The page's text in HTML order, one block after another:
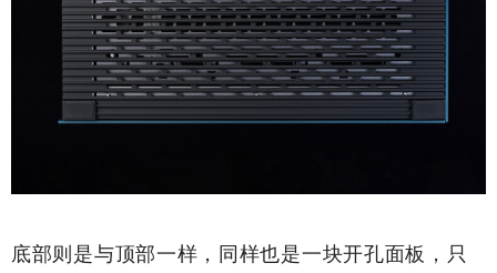
底部则是与顶部一样，同样也是一块开孔面板，只